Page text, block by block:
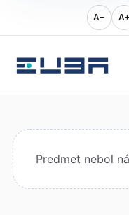
A− A+
Predmet nebol